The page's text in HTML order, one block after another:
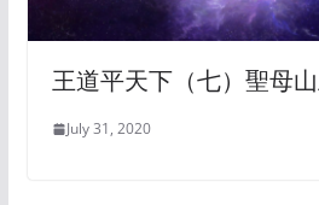
王道平天下（七）聖母
July 31, 2020